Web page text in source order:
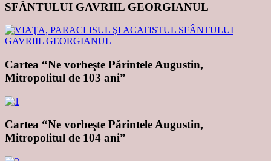
SFÂNTULUI GAVRIIL GEORGIANUL
Cartea “Ne vorbeşte Părintele Augustin,
Mitropolitul de 103 ani”
Cartea “Ne vorbeşte Părintele Augustin,
Mitropolitul de 104 ani”